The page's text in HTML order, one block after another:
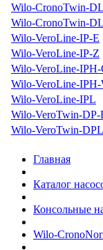
Wilo-CronoTwin-DL
Wilo-CronoTwin-
Wilo-VeroLine-IP-E
Wilo-VeroLine-IP-Z
Wilo-VeroLine-IPH-
Wilo-VeroLine-
Wilo-VeroLine-IPL
Wilo-VeroTwin-DP-
Wilo-VeroTwin-DPL
Главная
Каталог
Консольные
Wilo-